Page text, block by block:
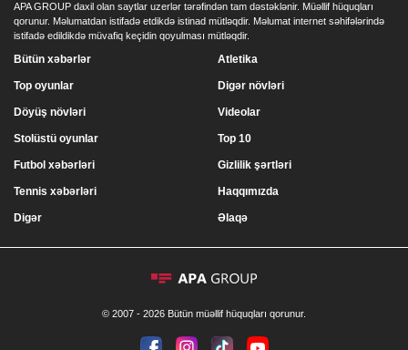
APA GROUP daxil olan saytlar uzerlər tərəfindən tam dəstəklənir. Müəllif hüquqları
qorunur. Məlumatdan istifadə etdikdə istinad mütləqdir. Məlumat internet səhifələrində
istifadə edildikdə müvafiq keçidin qoyulması mütləqdir.
Bütün xəbərlər
Top oyunlar
Döyüş növləri
Stolüstü oyunlar
Atletika
Digər növləri
Videolar
Top 10
Futbol xəbərləri
Tennis xəbərləri
Digər
Gizlilik şərtləri
Haqqımızda
Əlaqə
© 2007 - 2026 Bütün müəllif hüquqları qorunur.